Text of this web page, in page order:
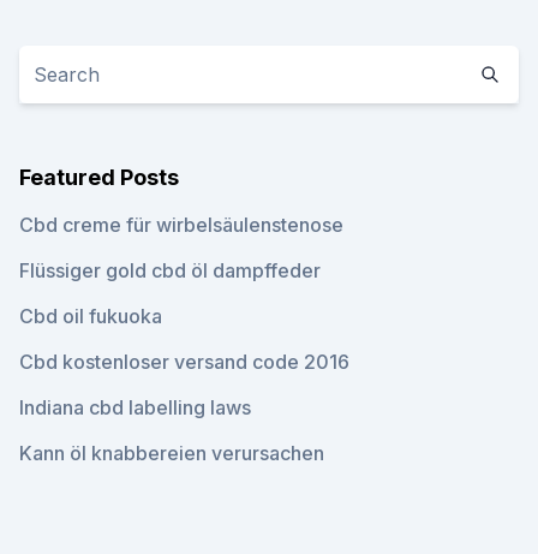
Featured Posts
Cbd creme für wirbelsäulenstenose
Flüssiger gold cbd öl dampffeder
Cbd oil fukuoka
Cbd kostenloser versand code 2016
Indiana cbd labelling laws
Kann öl knabbereien verursachen